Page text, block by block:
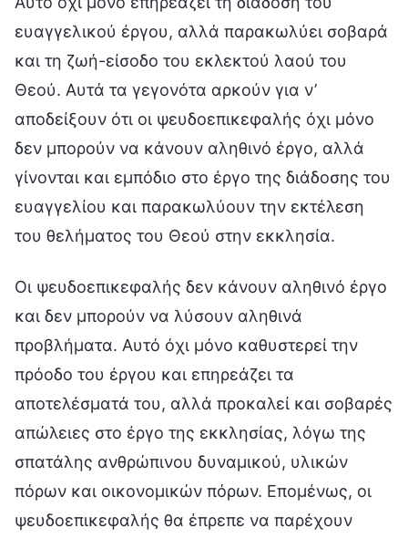
ευαγγελικού έργου, αλλά παρακωλύει σοβαρά
και τη ζωή-είσοδο του εκλεκτού λαού του
Θεού. Αυτά τα γεγονότα αρκούν για ν’
αποδείξουν ότι οι ψευδοεπικεφαλής όχι μόνο
δεν μπορούν να κάνουν αληθινό έργο, αλλά
γίνονται και εμπόδιο στο έργο της διάδοσης του
ευαγγελίου και παρακωλύουν την εκτέλεση
του θελήματος του Θεού στην εκκλησία.
Οι ψευδοεπικεφαλής δεν κάνουν αληθινό έργο
και δεν μπορούν να λύσουν αληθινά
προβλήματα. Αυτό όχι μόνο καθυστερεί την
πρόοδο του έργου και επηρεάζει τα
αποτελέσματά του, αλλά προκαλεί και σοβαρές
απώλειες στο έργο της εκκλησίας, λόγω της
σπατάλης ανθρώπινου δυναμικού, υλικών
πόρων και οικονομικών πόρων. Επομένως, οι
ψευδοεπικεφαλής θα έπρεπε να παρέχουν